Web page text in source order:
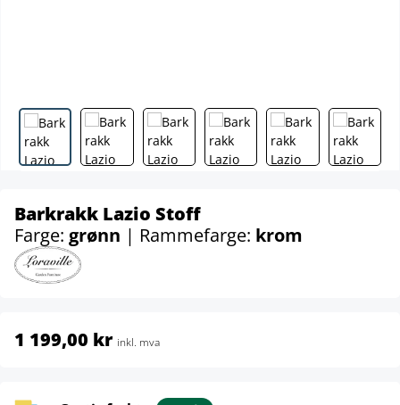
Barkrakk Lazio Stoff
Farge: grønn | Rammefarge: krom
1 199,00 kr inkl. mva